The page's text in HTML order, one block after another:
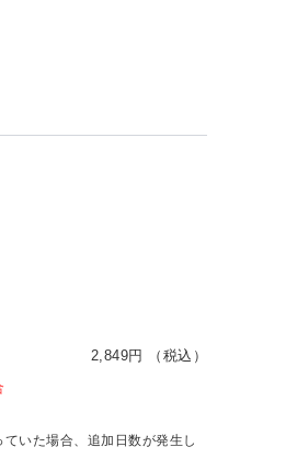
2,849円 （税込）
いた場合、追加日数が発生し